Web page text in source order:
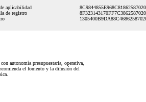
aplicabilidad
de registro
autonomía presupuestaria, operativa,
el fomento y la difusión del